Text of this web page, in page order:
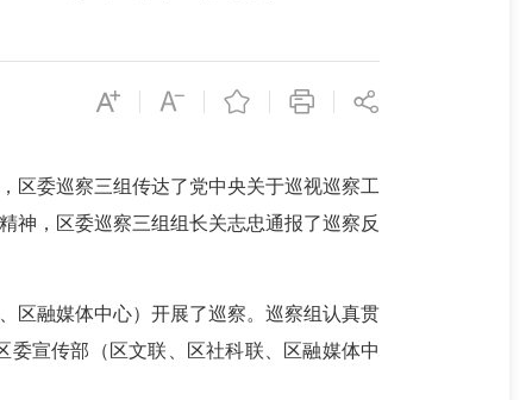
委巡察三组传达了党中央关于巡视巡察工
神，区委巡察三组组长关志忠通报了巡察反
区融媒体中心）开展了巡察。巡察组认真贯
宣传部（区文联、区社科联、区融媒体中